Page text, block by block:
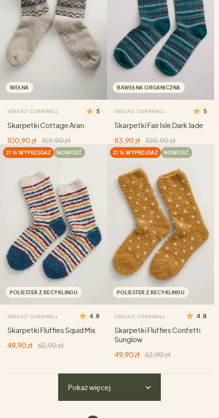
WEŁNA
SEASALT CORNWALL 5
Skarpetki Cottage Aran
100,90 zł 159,90 zł
BAWEŁNA ORGANICZNA
SEASALT CORNWALL 5
Skarpetki Fair Isle Dark Jade
83,90 zł 100,90 zł
21 % WYPRZEDAŻ NOWOŚĆ
POLIESTER Z RECYKLINGU
SEASALT CORNWALL 4.8
Skarpetki Fluffies Squid Mix
49,90 zł 62,90 zł
21 % WYPRZEDAŻ NOWOŚĆ
POLIESTER Z RECYKLINGU
SEASALT CORNWALL 4.8
Skarpetki Fluffies Confetti
Sunglow
49,90 zł 62,90 zł
Pokaż więcej